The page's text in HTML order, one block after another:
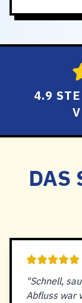
4.9
DAS
"Schnell,
Abfluss war